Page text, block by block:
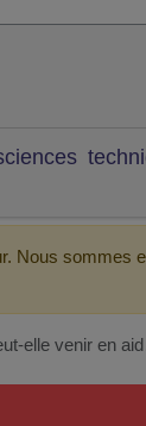
Nous sommes
elle venir en